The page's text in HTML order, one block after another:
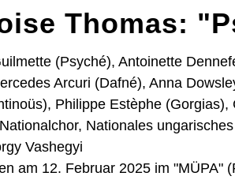
Thomas:
(Psyché), Antoinette
Arcuri (Dafné), Anna
Philippe Estèphe (Gorgias),
Nationales
Vashegyi
am 12. Februar 2025 im "MÜPA"